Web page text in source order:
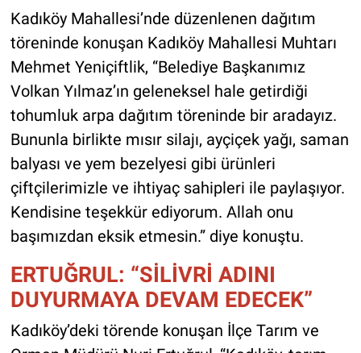
Kadıköy Mahallesi’nde düzenlenen dağıtım
töreninde konuşan Kadıköy Mahallesi Muhtarı
Mehmet Yeniçiftlik, “Belediye Başkanımız
Volkan Yılmaz’ın geleneksel hale getirdiği
tohumluk arpa dağıtım töreninde bir aradayız.
Bununla birlikte mısır silajı, ayçiçek yağı, saman
balyası ve yem bezelyesi gibi ürünleri
çiftçilerimizle ve ihtiyaç sahipleri ile paylaşıyor.
Kendisine teşekkür ediyorum. Allah onu
başımızdan eksik etmesin.” diye konuştu.
ERTUĞRUL: “SİLİVRİ ADINI
DUYURMAYA DEVAM EDECEK”
Kadıköy’deki törende konuşan İlçe Tarım ve